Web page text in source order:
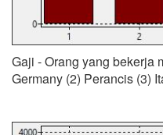
Gaji - Orang yang bekerja
Germany (2) Perancis (3)